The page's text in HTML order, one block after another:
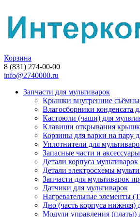
Корзина
8 (831) 274-00-00
info@2740000.ru
Запчасти для мультиварок
Крышки внутренние
Влагосборники конденсата
Кастрюли (чаши) для
Клавиши открывания
Корзины для варки на пару
Уплотнители для
Запасные части и
Детали корпуса мультиварок
Детали электросхемы
Запчасти для мультиварок
Датчики для мультиварок
Нагревательные элементы
Дно (часть корпуса нижняя)
Модули управления (платы)